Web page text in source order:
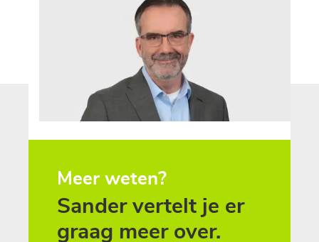
Meer weten?
Sander vertelt je er
graag meer over.